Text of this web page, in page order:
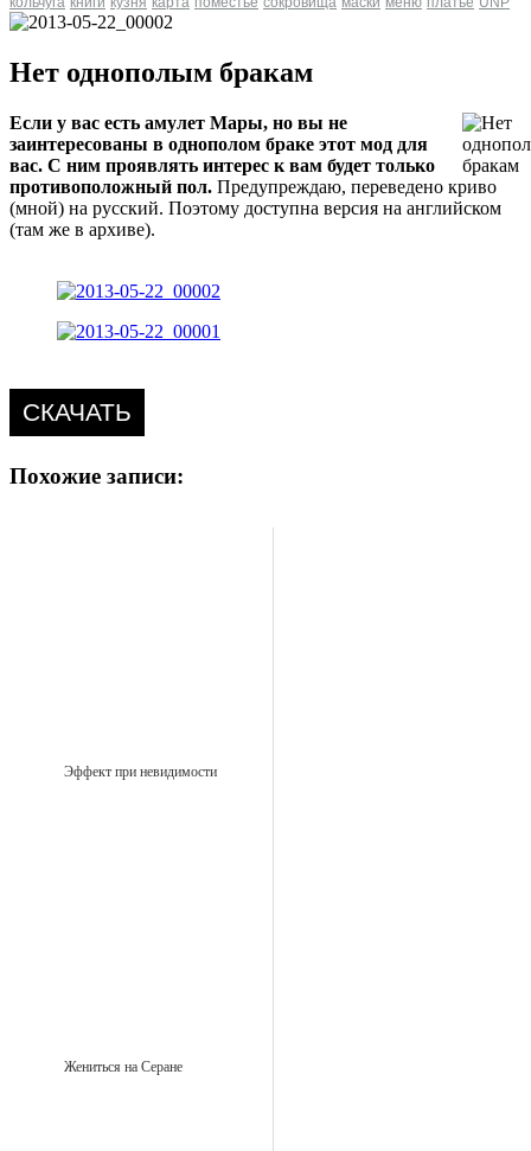
Нет однополым бракам
Если у вас есть амулет Мары, но вы не
заинтересованы в однополом браке этот мод для
вас. С ним проявлять интерес к вам будет только
противоположный пол. Предупреждаю, переведено криво
(мной) на русский. Поэтому доступна версия на английском
(там же в архиве).
СКАЧАТЬ
Похожие записи:
Эффект при невидимости
Жениться на Серане